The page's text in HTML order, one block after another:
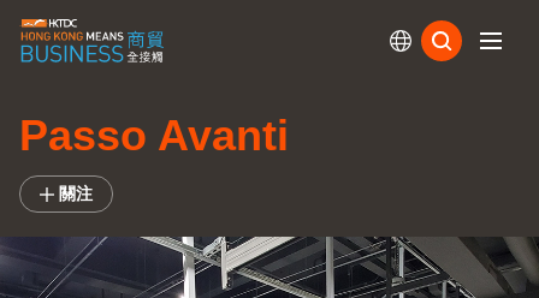
Passo Avanti
關注